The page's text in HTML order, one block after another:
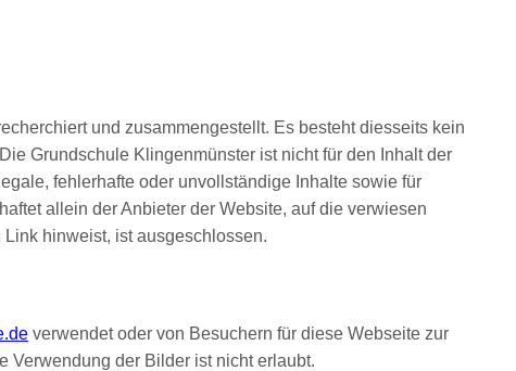
und zusammengestellt. Es besteht diesseits kein
Grundschule Klingenmünster ist nicht für den Inhalt der
fehlerhafte oder unvollständige Inhalte sowie für
allein der Anbieter der Website, auf die verwiesen
hinweist, ist ausgeschlossen.
verwendet oder von Besuchern für diese Webseite zur
Verwendung der Bilder ist nicht erlaubt.